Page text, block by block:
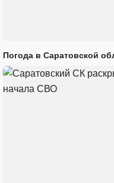
Погода в Саратовской